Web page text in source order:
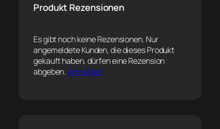
Produkt Rezensionen
Es gibt noch keine Rezensionen. Nur
angemeldete Kunden, die dieses Produkt
gekauft haben, dürfen eine Rezension
abgeben.Anmelden